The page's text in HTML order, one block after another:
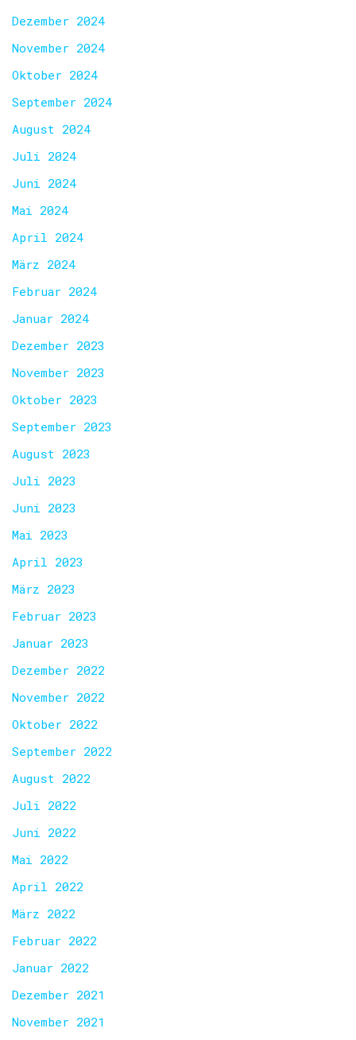
Dezember 2024
November 2024
Oktober 2024
September 2024
August 2024
Juli 2024
Juni 2024
Mai 2024
April 2024
März 2024
Februar 2024
Januar 2024
Dezember 2023
November 2023
Oktober 2023
September 2023
August 2023
Juli 2023
Juni 2023
Mai 2023
April 2023
März 2023
Februar 2023
Januar 2023
Dezember 2022
November 2022
Oktober 2022
September 2022
August 2022
Juli 2022
Juni 2022
Mai 2022
April 2022
März 2022
Februar 2022
Januar 2022
Dezember 2021
November 2021